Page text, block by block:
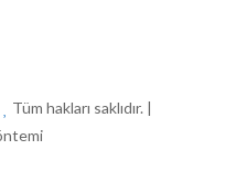
Tüm hakları saklıdır. |